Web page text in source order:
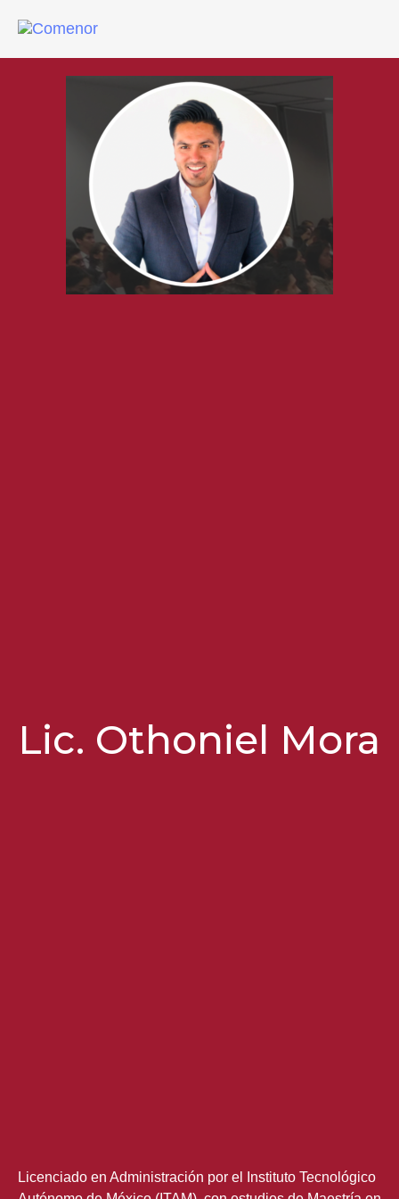
Lic. Othoniel Mora
Licenciado en Administración por el Instituto Tecnológico